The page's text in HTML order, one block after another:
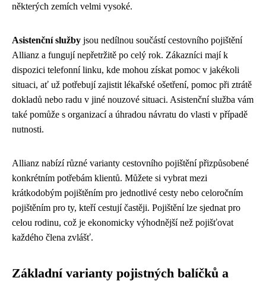
některých zemích velmi vysoké.
Asistenční služby jsou nedílnou součástí cestovního pojištění
Allianz a fungují nepřetržitě po celý rok. Zákazníci mají k
dispozici telefonní linku, kde mohou získat pomoc v jakékoli
situaci, ať už potřebují zajistit lékařské ošetření, pomoc při ztrátě
dokladů nebo radu v jiné nouzové situaci. Asistenční služba vám
také pomůže s organizací a úhradou návratu do vlasti v případě
nutnosti.
Allianz nabízí různé varianty cestovního pojištění přizpůsobené
konkrétním potřebám klientů. Můžete si vybrat mezi
krátkodobým pojištěním pro jednotlivé cesty nebo celoročním
pojištěním pro ty, kteří cestují častěji. Pojištění lze sjednat pro
celou rodinu, což je ekonomicky výhodnější než pojišťovat
každého člena zvlášť.
Základní varianty pojistných balíčků a